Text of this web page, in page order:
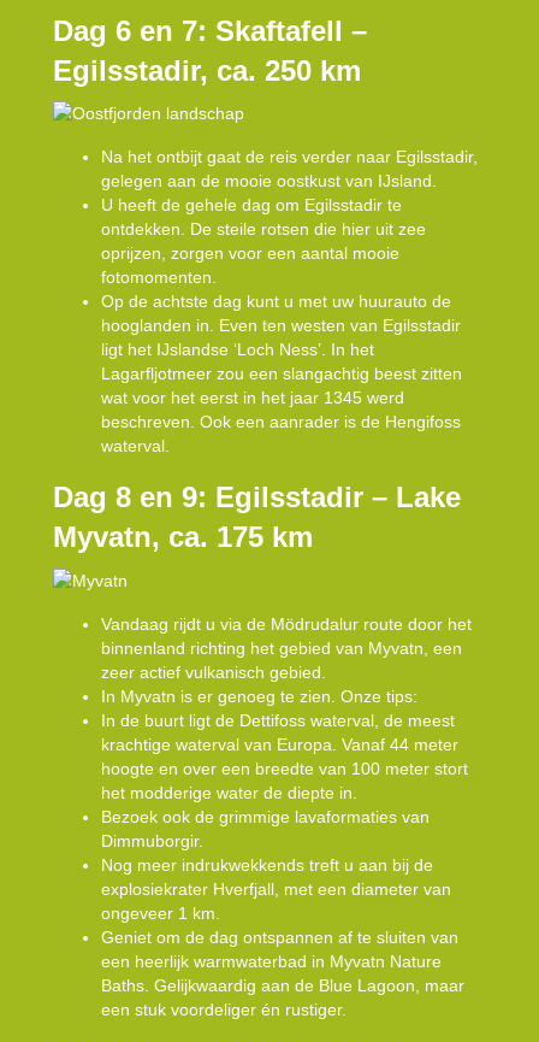
Dag 6 en 7: Skaftafell –
Egilsstadir, ca. 250 km
Na het ontbijt gaat de reis verder naar Egilsstadir,
gelegen aan de mooie oostkust van IJsland.
U heeft de gehele dag om Egilsstadir te
ontdekken. De steile rotsen die hier uit zee
oprijzen, zorgen voor een aantal mooie
fotomomenten.
Op de achtste dag kunt u met uw huurauto de
hooglanden in. Even ten westen van Egilsstadir
ligt het IJslandse ‘Loch Ness’. In het
Lagarfljotmeer zou een slangachtig beest zitten
wat voor het eerst in het jaar 1345 werd
beschreven. Ook een aanrader is de Hengifoss
waterval.
Dag 8 en 9: Egilsstadir – Lake
Myvatn, ca. 175 km
Vandaag rijdt u via de Mödrudalur route door het
binnenland richting het gebied van Myvatn, een
zeer actief vulkanisch gebied.
In Myvatn is er genoeg te zien. Onze tips:
In de buurt ligt de Dettifoss waterval, de meest
krachtige waterval van Europa. Vanaf 44 meter
hoogte en over een breedte van 100 meter stort
het modderige water de diepte in.
Bezoek ook de grimmige lavaformaties van
Dimmuborgir.
Nog meer indrukwekkends treft u aan bij de
explosiekrater Hverfjall, met een diameter van
ongeveer 1 km.
Geniet om de dag ontspannen af te sluiten van
een heerlijk warmwaterbad in Myvatn Nature
Baths. Gelijkwaardig aan de Blue Lagoon, maar
een stuk voordeliger én rustiger.